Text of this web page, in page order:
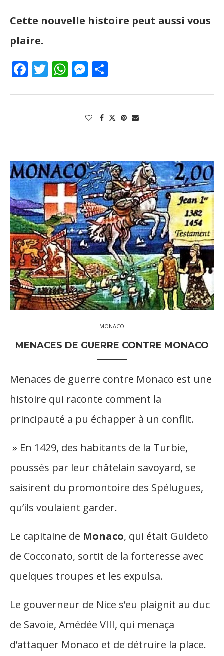
Cette nouvelle histoire peut aussi vous
plaire.
Facebook
Twitter
WhatsApp
Messenger
MONACO
MENACES DE GUERRE CONTRE MONACO
Menaces de guerre contre Monaco est une
histoire qui raconte comment la
principauté a pu échapper à un conflit.
» En 1429, des habitants de la Turbie,
poussés par leur châtelain savoyard, se
saisirent du promontoire des Spélugues,
qu’ils voulaient garder.
Le capitaine de Monaco, qui était Guideto
de Cocconato, sortit de la forteresse avec
quelques troupes et les expulsa.
Le gouverneur de Nice s’eu plaignit au duc
de Savoie, Amédée VIII, qui menaça
d’attaquer Monaco et de détruire la place.